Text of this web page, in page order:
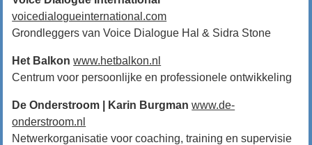
voicedialogueinternational.com
Grondleggers van Voice Dialogue Hal & Sidra Stone
Het Balkonwww.hetbalkon.nl
Centrum voor persoonlijke en professionele ontwikkeling
De Onderstroom | Karin Burgmanwww.de-
onderstroom.nl
Netwerkorganisatie voor coaching, training en supervisie